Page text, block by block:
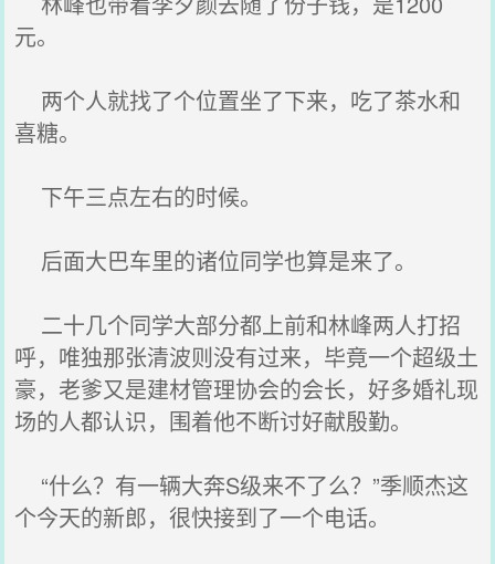
元。
两个人就找了个位置坐了下来，吃了茶水和
喜糖。
下午三点左右的时候。
后面大巴车里的诸位同学也算是来了。
二十几个同学大部分都上前和林峰两人打招
呼，唯独那张清波则没有过来，毕竟一个超级土
豪，老爹又是建材管理协会的会长，好多婚礼现
场的人都认识，围着他不断讨好献殷勤。
“什么？有一辆大奔S级来不了么？”季顺杰这
个今天的新郎，很快接到了一个电话。